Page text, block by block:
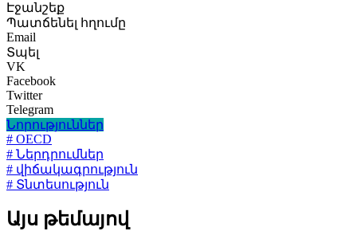
Էջանշեք
Պատճենել հղումը
Email
Տպել
VK
Facebook
Twitter
Telegram
Նորություններ
# OECD
# Ներդրումներ
# վիճակագրություն
# Տնտեսություն
Այս թեմայով